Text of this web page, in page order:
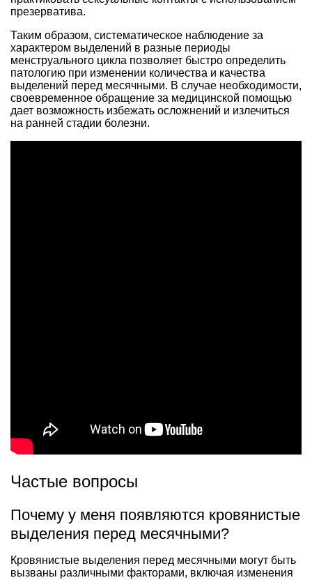
презерватива.
Таким образом, систематическое наблюдение за
характером выделений в разные периоды
менструального цикла позволяет быстро определить
патологию при изменении количества и качества
выделений перед месячными. В случае необходимости,
своевременное обращение за медицинской помощью
дает возможность избежать осложнений и излечиться
на ранней стадии болезни.
Частые вопросы
Почему у меня появляются кровянистые
выделения перед месячными?
Кровянистые выделения перед месячными могут быть
вызваны различными факторами, включая изменения